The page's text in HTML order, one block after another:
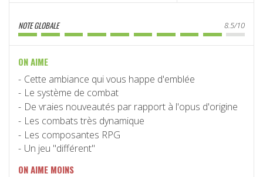
NOTE GLOBALE 8.5/10
ON AIME
Cette ambiance qui vous happe d'emblée
Le système de combat
De vraies nouveautés par rapport à l'opus d'origine
Les combats très dynamique
Les composantes RPG
Un jeu "différent"
ON AIME MOINS